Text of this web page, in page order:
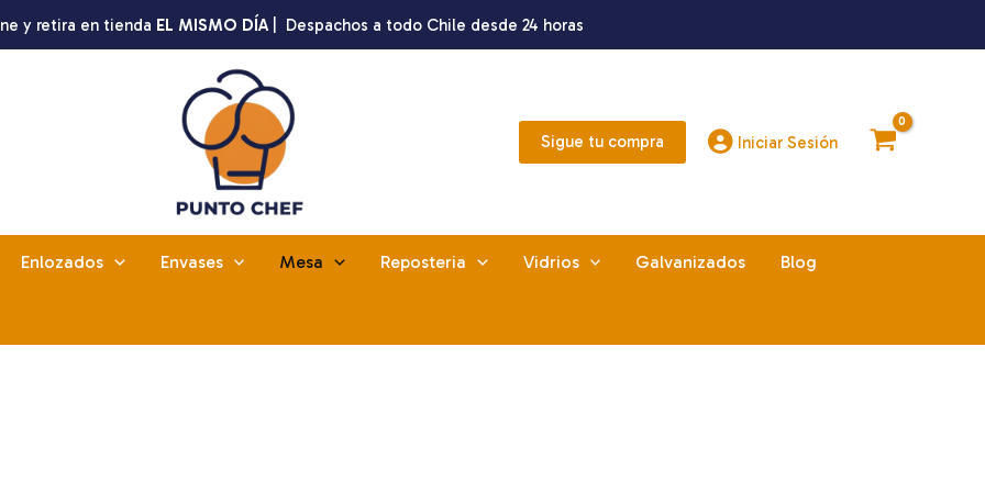
y retira en tienda EL MISMO DÍA | Despachos a todo Chile desde 24 horas
Sigue tu compra Iniciar Sesión
Enlozados Envases Mesa Reposteria Vidrios Galvanizados Blog